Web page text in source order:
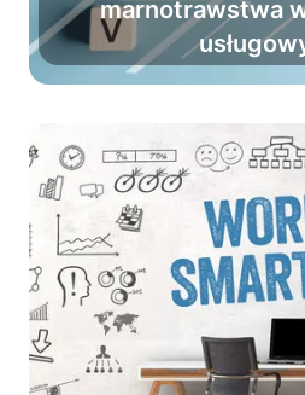
marnotrawstwa
wartość dodaną,
ułatwiając pracę